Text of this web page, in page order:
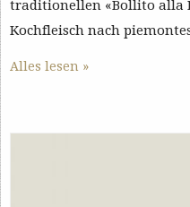
traditionellen «Bollito alla
Kochfleisch nach
Alles lesen »